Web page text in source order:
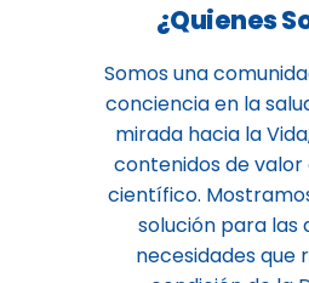
¿Quienes
Somos una
conciencia en la
mirada hacia la
contenidos de
científico.
solución para las
necesidades que